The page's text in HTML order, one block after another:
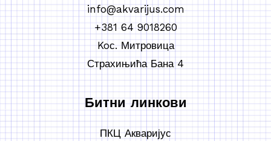
info@akvarijus.com
+381 64 9018260
Koс. Митровица
Страхињића Бана 4
Битни линкови
ПКЦ Акваријус